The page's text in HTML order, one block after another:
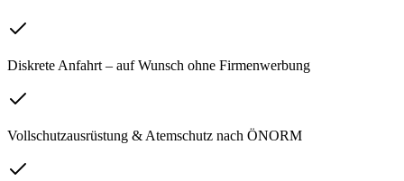
Diskrete Anfahrt – auf Wunsch ohne Firmenwerbung
Vollschutzausrüstung & Atemschutz nach ÖNORM